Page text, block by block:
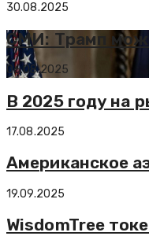
30.08.2025
СМИ: Трамп
06.08.2025
В 2025 году на
17.08.2025
Американское
19.09.2025
WisdomTree